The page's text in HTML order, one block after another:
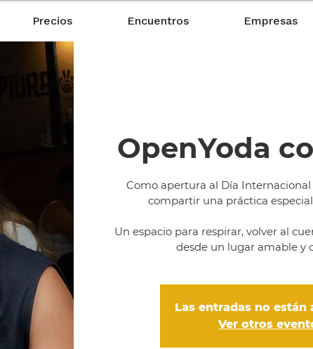
Precios Encuentros Empresas
OpenYoda
Como apertura al Día
compartir una práctica
Un espacio para respirar, volver al
desde un lugar amable y
Las entradas no están
Ver otros